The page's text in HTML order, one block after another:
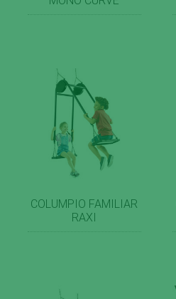
COLUMPIO FAMILIAR
RAXI